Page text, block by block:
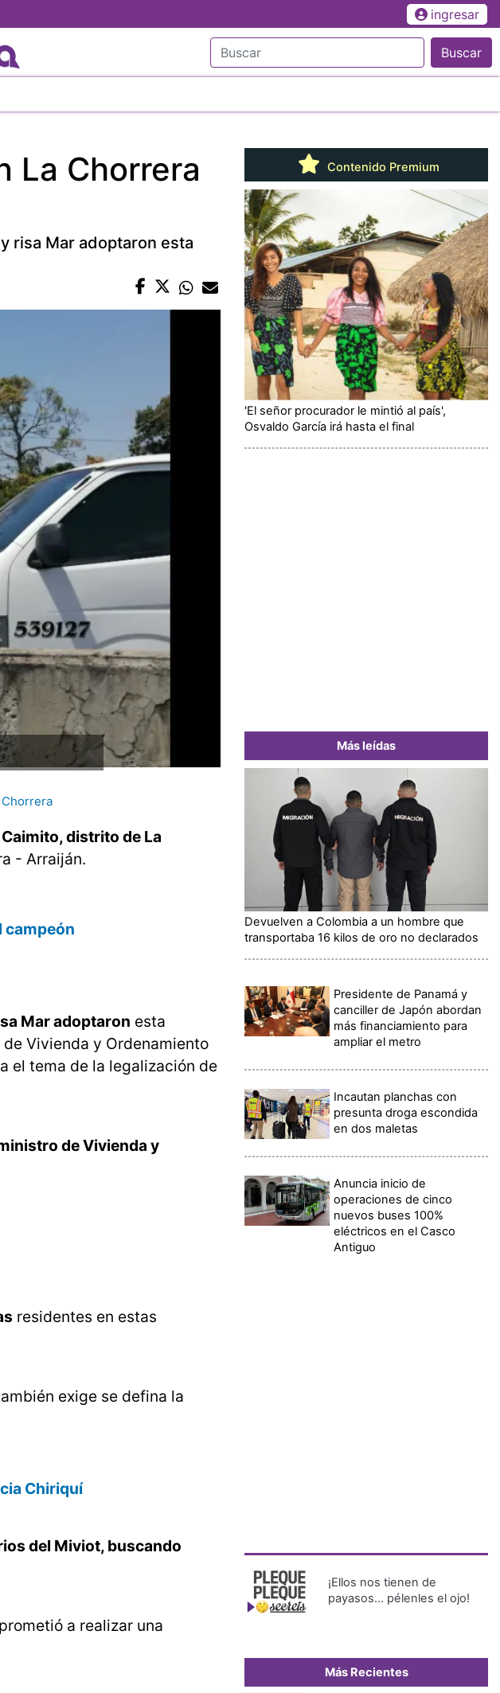
ingresar
Buscar
La Chorrera
risa Mar adoptaron esta
Chorrera
distrito de La
- Arraiján.
campeón
Mar adoptaron esta
Vivienda y Ordenamiento
el tema de la legalización de
de Vivienda y
residentes en estas
exige se defina la
Chiriquí
del Miviot, buscando
a realizar una
Contenido Premium
'El señor procurador le mintió al país',
Osvaldo García irá hasta el final
Más leídas
Devuelven a Colombia a un hombre que
transportaba 16 kilos de oro no declarados
Presidente de Panamá y
canciller de Japón abordan
más financiamiento para
ampliar el metro
Incautan planchas con
presunta droga escondida
en dos maletas
Anuncia inicio de
operaciones de cinco
nuevos buses 100%
eléctricos en el Casco
Antiguo
¡Ellos nos tienen de
payasos… pélenles el ojo!
Más Recientes